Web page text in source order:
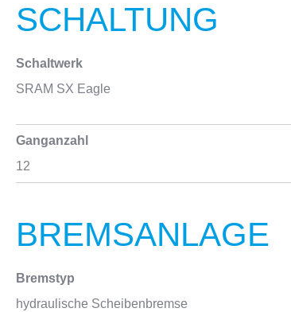
SCHALTUNG
Schaltwerk
SRAM SX Eagle
Ganganzahl
12
BREMSANLAGE
Bremstyp
hydraulische Scheibenbremse